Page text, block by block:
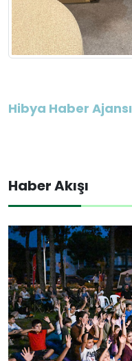
Hibya Haber Ajansı
Haber Akışı